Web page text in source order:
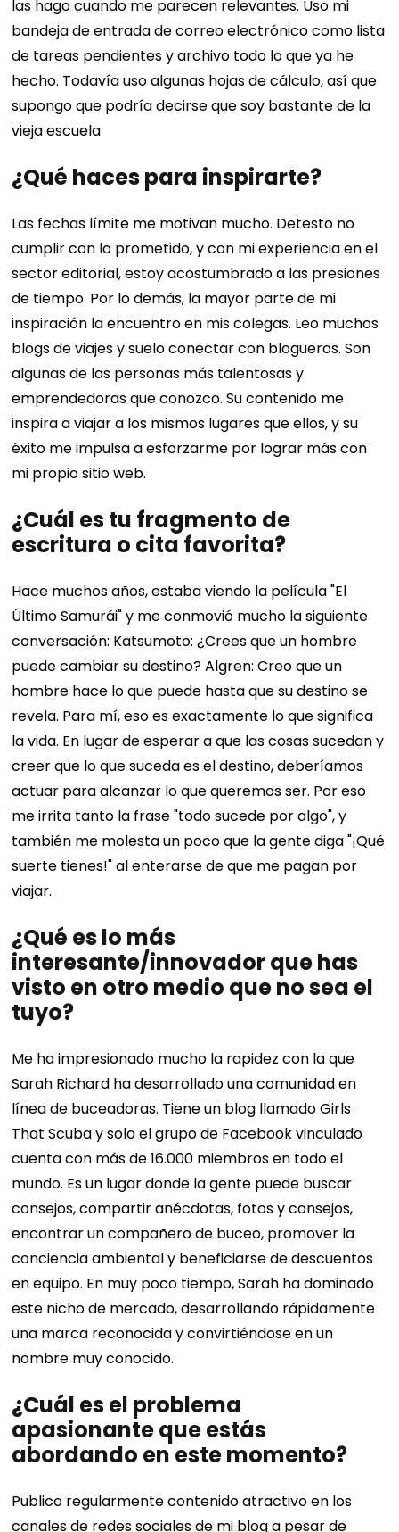
las hago cuando me parecen relevantes. Uso mi
bandeja de entrada de correo electrónico como lista
de tareas pendientes y archivo todo lo que ya he
hecho. Todavía uso algunas hojas de cálculo, así que
supongo que podría decirse que soy bastante de la
vieja escuela
¿Qué haces para inspirarte?
Las fechas límite me motivan mucho. Detesto no
cumplir con lo prometido, y con mi experiencia en el
sector editorial, estoy acostumbrado a las presiones
de tiempo. Por lo demás, la mayor parte de mi
inspiración la encuentro en mis colegas. Leo muchos
blogs de viajes y suelo conectar con blogueros. Son
algunas de las personas más talentosas y
emprendedoras que conozco. Su contenido me
inspira a viajar a los mismos lugares que ellos, y su
éxito me impulsa a esforzarme por lograr más con
mi propio sitio web.
¿Cuál es tu fragmento de
escritura o cita favorita?
Hace muchos años, estaba viendo la película "El
Último Samurái" y me conmovió mucho la siguiente
conversación: Katsumoto: ¿Crees que un hombre
puede cambiar su destino? Algren: Creo que un
hombre hace lo que puede hasta que su destino se
revela. Para mí, eso es exactamente lo que significa
la vida. En lugar de esperar a que las cosas sucedan y
creer que lo que suceda es el destino, deberíamos
actuar para alcanzar lo que queremos ser. Por eso
me irrita tanto la frase "todo sucede por algo", y
también me molesta un poco que la gente diga "¡Qué
suerte tienes!" al enterarse de que me pagan por
viajar.
¿Qué es lo más
interesante/innovador que has
visto en otro medio que no sea el
tuyo?
Me ha impresionado mucho la rapidez con la que
Sarah Richard ha desarrollado una comunidad en
línea de buceadoras. Tiene un blog llamado Girls
That Scuba y solo el grupo de Facebook vinculado
cuenta con más de 16.000 miembros en todo el
mundo. Es un lugar donde la gente puede buscar
consejos, compartir anécdotas, fotos y consejos,
encontrar un compañero de buceo, promover la
conciencia ambiental y beneficiarse de descuentos
en equipo. En muy poco tiempo, Sarah ha dominado
este nicho de mercado, desarrollando rápidamente
una marca reconocida y convirtiéndose en un
nombre muy conocido.
¿Cuál es el problema
apasionante que estás
abordando en este momento?
Publico regularmente contenido atractivo en los
canales de redes sociales de mi blog a pesar de